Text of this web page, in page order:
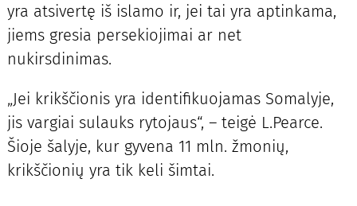
yra atsivertę iš islamo ir, jei tai yra aptinkama,
jiems gresia persekiojimai ar net
nukirsdinimas.
„Jei krikščionis yra identifikuojamas Somalyje,
jis vargiai sulauks rytojaus“, – teigė L.Pearce.
Šioje šalyje, kur gyvena 11 mln. žmonių,
krikščionių yra tik keli šimtai.